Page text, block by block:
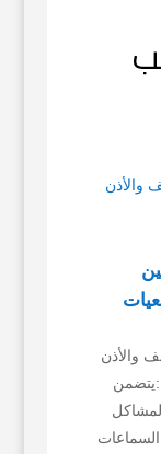
والأذن
السمع :يتضمن
السماعات